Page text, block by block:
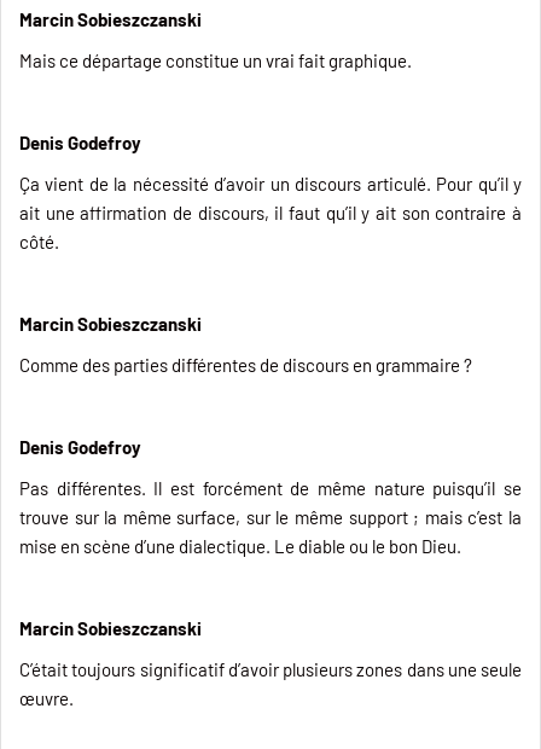
Marcin Sobieszczanski
Mais ce départage constitue un vrai fait graphique.
Denis Godefroy
Ça vient de la nécessité d’avoir un discours articulé. Pour qu’il y
ait une affirmation de discours, il faut qu’il y ait son contraire à
côté.
Marcin Sobieszczanski
Comme des parties différentes de discours en grammaire ?
Denis Godefroy
Pas différentes. Il est forcément de même nature puisqu’il se
trouve sur la même surface, sur le même support ; mais c’est la
mise en scène d’une dialectique. Le diable ou le bon Dieu.
Marcin Sobieszczanski
C’était toujours significatif d’avoir plusieurs zones dans une seule
œuvre.